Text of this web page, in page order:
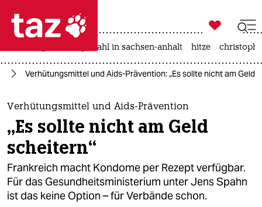
 taz zahl ich
taz zahl ich
themen
politik
öko
gesellschaft

taz zahl ich
landtagswahl in sachsen-anhalt hitze
Verhütungsmittel und Aids-Prävention: „Es sollte nicht am Geld
Verhütungsmittel und Aids-Prävention
„Es sollte nicht am Geld
scheitern“
Frankreich macht Kondome per Rezept verfügbar.
Für das Gesundheitsministerium unter Jens Spahn
ist das keine Option – für Verbände schon.